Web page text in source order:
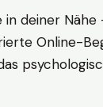
deiner
Online-